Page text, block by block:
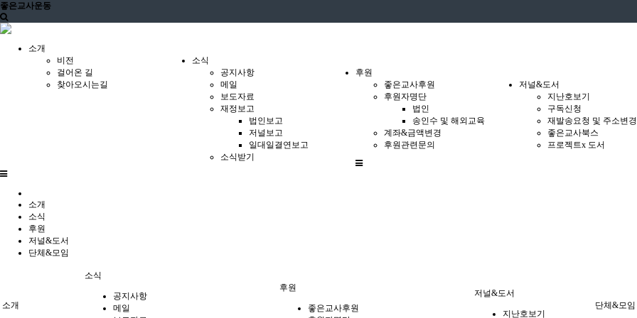
좋은교사운동
소개
비전
걸어온 길
찾아오시는길
소식
공지사항
메일
보도자료
재정보고
법인보고
저널보고
일대일결연보고
소식받기
후원
좋은교사후원
후원자명단
법인
송인수 및 해외교육
계좌&금액변경
후원관련문의
저널&도서
지난호보기
구독신청
재발송요청 및 주소변경
좋은교사북스
프로젝트x 도서
전
소개
소식
후원
저널&도서
단체&모임
소개
소식
공지사항
메일
후원
좋은교사후원
저널&도서
지난호보기
단체&모임